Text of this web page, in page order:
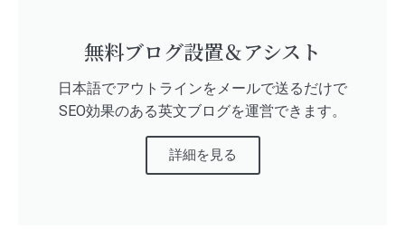
無料ブログ設置＆アシスト
日本語でアウトラインをメールで送るだけで
SEO効果のある英文ブログを運営できます。
詳細を見る